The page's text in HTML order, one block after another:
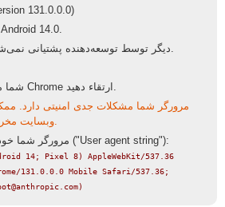
131.0.0.0)
14.0.
دیگر توسط توسعه‌دهنده پشتیانی نمی‌شود.
شما می‌توانید به نسخه جدیدتر Chrome ارتقاء دهید.
مرورگر شما مشکلات جدی امنیتی دارد.
وبسایت مخرب به ویروس آلوده شوید.
مرورگر شما خودش را این معرفی می‌کند ("User agent string"):
14; Pixel 8) AppleWebKit/537.36
131.0.0.0 Mobile Safari/537.36;
)